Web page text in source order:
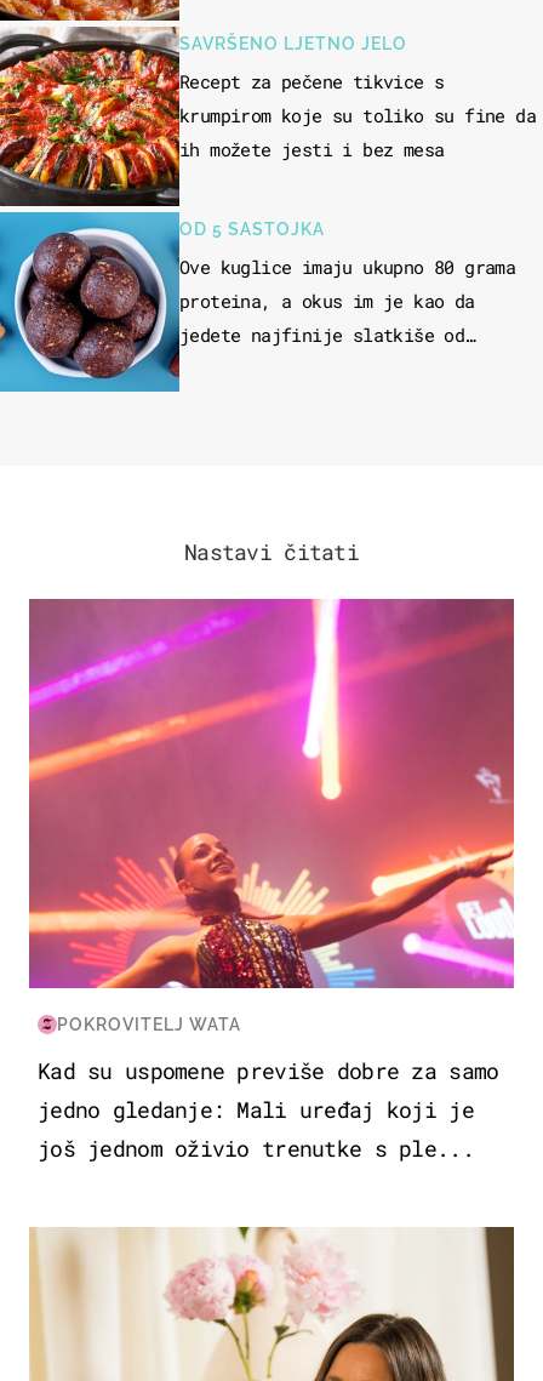
SAVRŠENO LJETNO JELO
Recept za pečene tikvice s
krumpirom koje su toliko su fine da
ih možete jesti i bez mesa
OD 5 SASTOJKA
Ove kuglice imaju ukupno 80 grama
proteina, a okus im je kao da
jedete najfinije slatkiše od
Nastavi čitati
KULTURA & ZABAVA
POKROVITELJ WATA
Kad su uspomene previše dobre za samo
jedno gledanje: Mali uređaj koji je
još jednom oživio trenutke s ple...
MODA & LJEPOTA